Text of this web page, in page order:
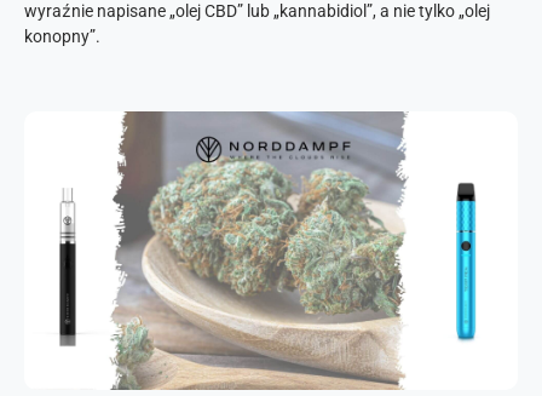
wyraźnie napisane „olej CBD” lub „kannabidiol”, a nie tylko „olej
konopny”.